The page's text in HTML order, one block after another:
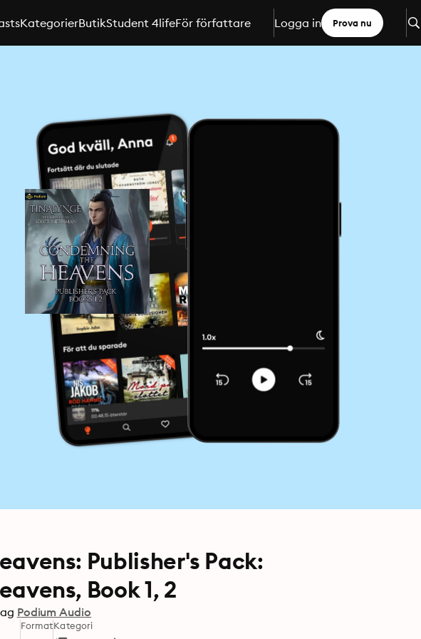
KategorierButikStudent 4lifeFör författare Logga in Prova nu
Publisher's Pack:
Book 1, 2
Podium Audio
FormatKategori